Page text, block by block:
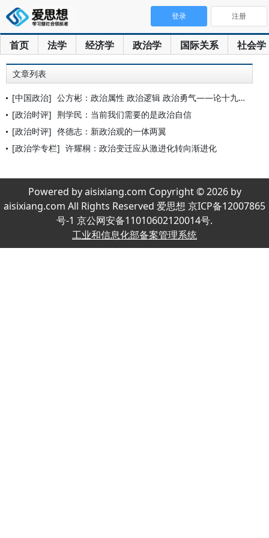
首页 法学 经济学 政治学 国际关系 社会学
登录 注册
文章列表
[中国政治] 公方彬：政治属性 政治逻辑 政治勇气——论十九大报告的政治高
[政治时评] 荆学民：当前我们需要的是政治自信
[政治时评] 佟德志：新政治观的一体两翼
[政治学专栏] 许耀桐：政治变迁应从激进化转向渐进化
Powered by aisixiang.com Copyright © 2026 by
aisixiang.com All Rights Reserved 爱思想 京ICP备12007865
号-1 京公网安备11010602120014号.
工业和信息化部备案管理系统